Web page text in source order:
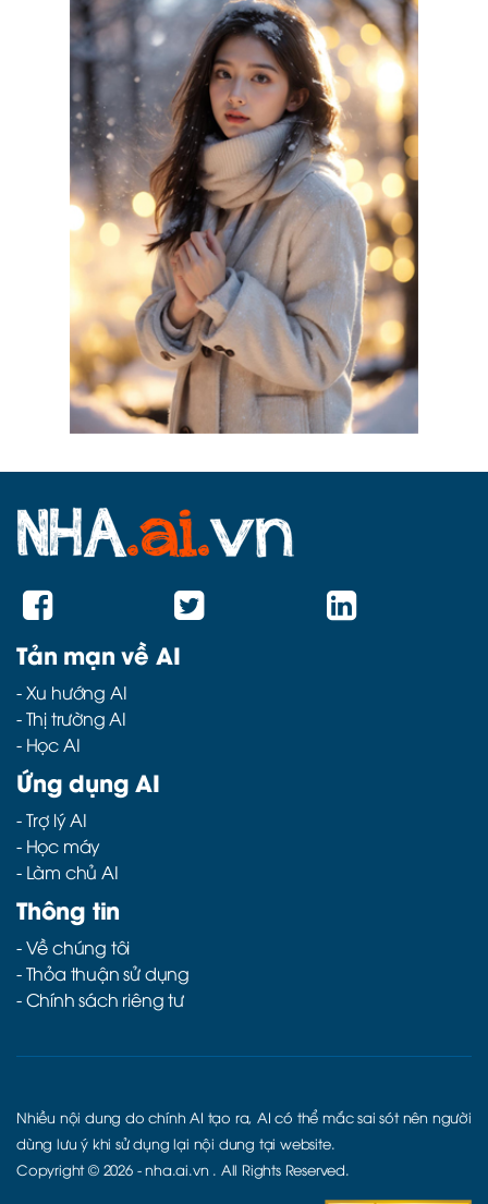
Tản mạn về AI
-Xu hướng AI
-Thị trường AI
- Học AI
Ứng dụng AI
-Trợ lý AI
- Học máy
- Làm chủ AI
Thông tin
- Về chúng tôi
- Thỏa thuận sử dụng
- Chính sách riêng tư
Nhiều nội dung do chính AI tạo ra, AI có thể mắc sai sót nên người
dùng lưu ý khi sử dụng lại nội dung tại website.
Copyright © 2026 -nha.ai.vn . All Rights Reserved.